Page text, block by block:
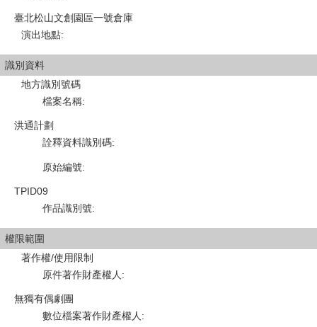
臺北松山文創園區一號倉庫
演出地點:
識別資料
地方識別號碼
檔案名稱:
洪通計劃
詮釋資料識別碼:
原始編號:
TPID09
作品識別號:
權限範圍
著作權/使用限制
原件著作財產權人 :
無獨有偶劇團
數位檔案著作財產權人 :